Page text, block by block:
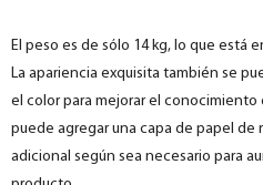
El peso es de sólo 14 kg, lo que está
La apariencia exquisita también se
el color para mejorar el conocimiento
puede agregar una capa de papel
adicional según sea necesario para